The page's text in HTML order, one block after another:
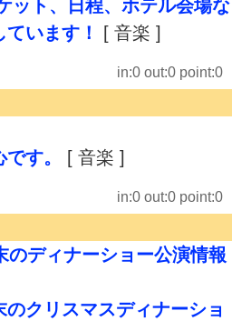
ット、日程、ホテル会場な
います！
[ 音楽 ]
in:0 out:0 point:0
す。
[ 音楽 ]
in:0 out:0 point:0
のディナーショー公演情報
クリスマスディナーショ